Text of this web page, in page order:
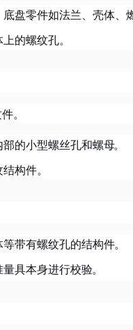
盘零件如法兰、壳体、
的螺纹孔。
。
部的小型螺丝孔和螺母。
构件。
带有螺纹孔的结构件。
具本身进行校验。